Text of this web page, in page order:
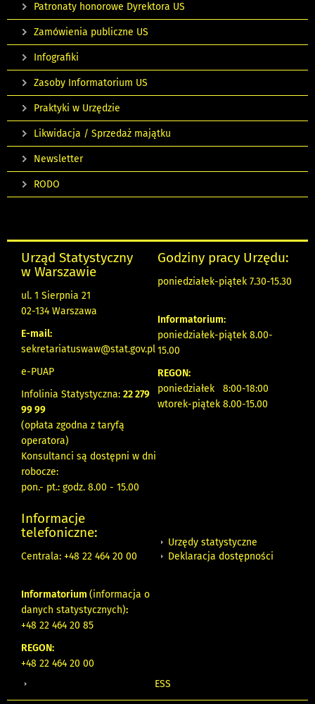
Patronaty honorowe Dyrektora US
Zamówienia publiczne US
Infografiki
Zasoby Informatorium US
Praktyki w Urzędzie
Likwidacja / Sprzedaż majątku
Newsletter
RODO
Urząd Statystyczny
w Warszawie
ul. 1 Sierpnia 21
02-134 Warszawa
E-mail:
sekretariatuswaw@stat.gov.pl
e-PUAP
Infolinia Statystyczna: 22 279
99 99
(opłata zgodna z taryfą
operatora)
Konsultanci są dostępni w dni
robocze:
pon.- pt.: godz. 8.00 - 15.00
Godziny pracy Urzędu:
poniedziałek-piątek 7.30-15.30
Informatorium:
poniedziałek-piątek 8.00-
15.00
REGON:
poniedziałek 8:00-18:00
wtorek-piątek 8.00-15.00
Informacje
telefoniczne:
Centrala: +48 22 464 20 00
Informatorium (informacja o
danych statystycznych):
+48 22 464 20 85
REGON:
+48 22 464 20 00
Urzędy statystyczne
Deklaracja dostępności
ESS